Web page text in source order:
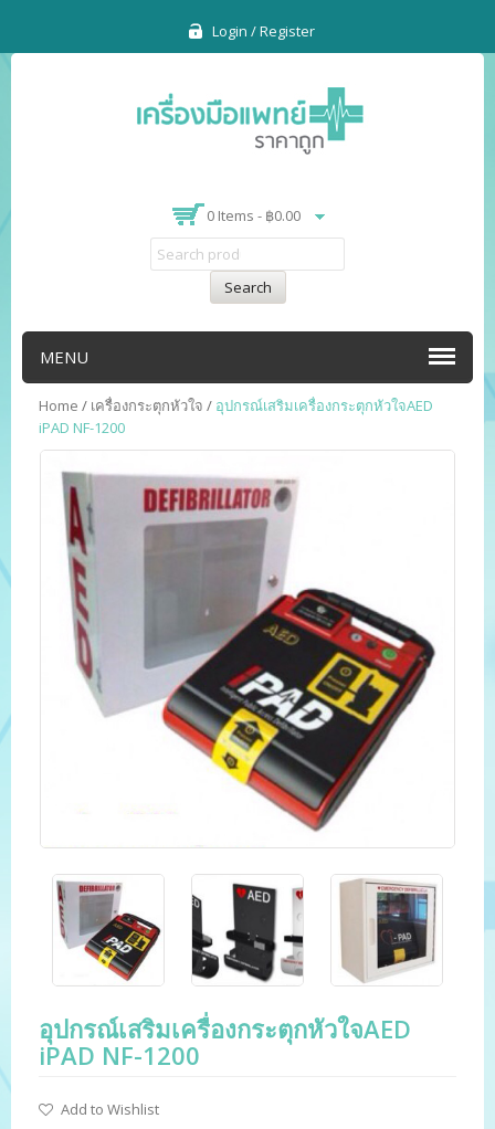
Login / Register
0 Items - ฿0.00
Search
MENU
Home / เครื่องกระตุกหัวใจ / อุปกรณ์เสริมเครื่องกระตุกหัวใจAED
iPAD NF-1200
อุปกรณ์เสริมเครื่องกระตุกหัวใจAED
iPAD NF-1200
Add to Wishlist